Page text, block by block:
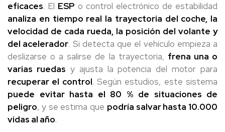
eficaces. El ESP o control electrónico de estabilidad
analiza en tiempo real la trayectoria del coche, la
velocidad de cada rueda, la posición del volante y
del acelerador. Si detecta que el vehículo empieza a
deslizarse o a salirse de la trayectoria, frena una o
varias ruedas y ajusta la potencia del motor para
recuperar el control. Según estudios, este sistema
puede evitar hasta el 80 % de situaciones de
peligro, y se estima que podría salvar hasta 10.000
vidas al año.